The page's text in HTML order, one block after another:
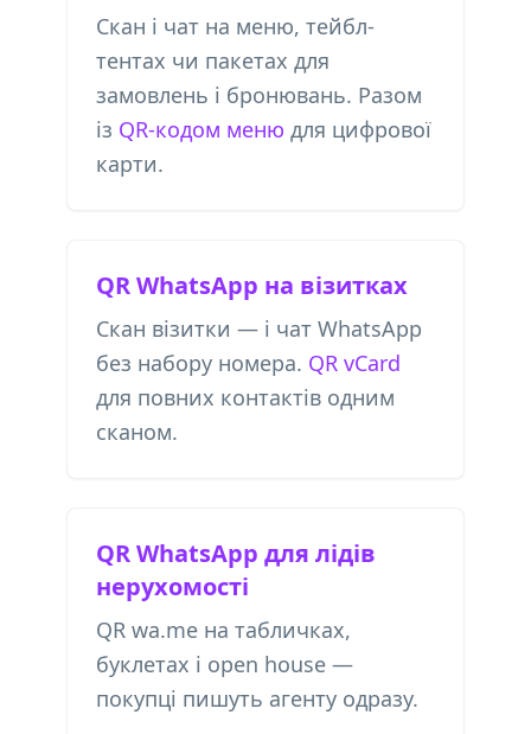
Скан і чат на меню, тейбл-
тентах чи пакетах для
замовлень і бронювань. Разом
із QR-кодом меню для цифрової
карти.
QR WhatsApp на візитках
Скан візитки — і чат WhatsApp
без набору номера. QR vCard
для повних контактів одним
сканом.
QR WhatsApp для лідів
нерухомості
QR wa.me на табличках,
буклетах і open house —
покупці пишуть агенту одразу.